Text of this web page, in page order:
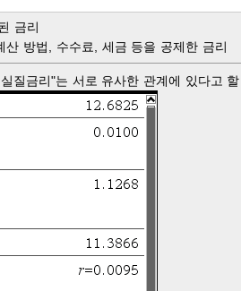
금리
방법, 수수료, 세금 등을 공제한 금리
질금리"는 서로 유사한 관계에 있다고